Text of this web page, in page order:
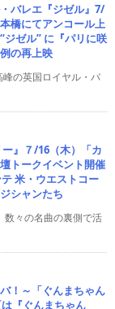
バレエ『ジゼル』7/
橋にてアンコール上
ゼル” に『パリに咲
の再上映
の英国ロイヤル・バ
』７/16（木）「カ
トークイベント開催
米・ウエストコー
シャンたち
数々の名曲の裏側で活
！～「ぐんまちゃん
『ぐんまちゃん